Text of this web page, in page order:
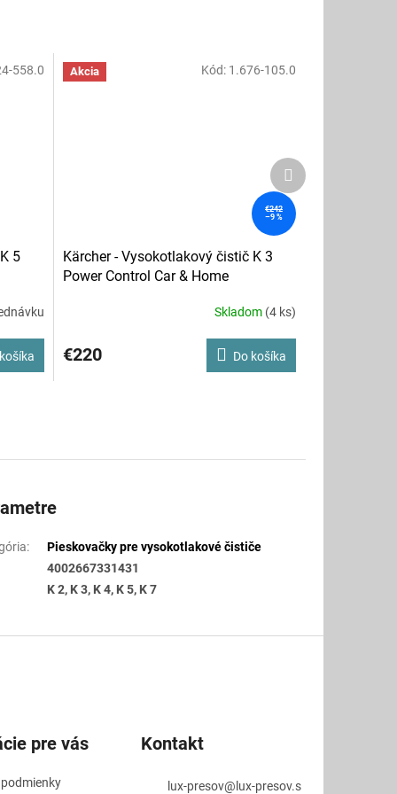
5
558.0 Akcia
€242
–9 %
Kärcher - Vysokotlakový čistič K 3
Power Control Car & Home
produktu
je
Skladom (4 ks)
€220 Do košíka
Kód: 1.676-105.0
Ďalší
produkt
:
Pieskovačky pre vysokotlakové čističe
4002667331431
K 2, K 3, K 4, K 5, K 7
pre vás Kontakt
lux-presov@lux-presov.s